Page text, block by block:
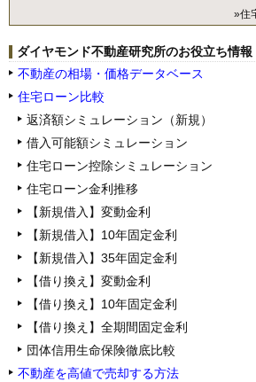
»住
ダイヤモンド不動産研究所のお役立ち情報
不動産の相場・価格データベース
住宅ローン比較
返済額シミュレーション（新規）
借入可能額シミュレーション
住宅ローン控除シミュレーション
住宅ローン金利推移
【新規借入】変動金利
【新規借入】10年固定金利
【新規借入】35年固定金利
【借り換え】変動金利
【借り換え】10年固定金利
【借り換え】全期間固定金利
団体信用生命保険徹底比較
不動産を高値で売却する方法